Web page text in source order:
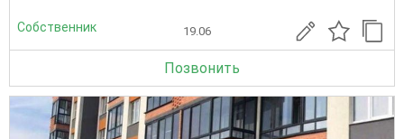
Собственник 19.06
Позвонить